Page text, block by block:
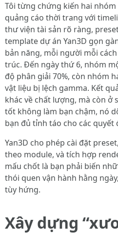
Tôi từng chứng kiến hai
quảng cáo thời trang với
thư viện tài sản rõ ràng,
template dự án Yan3D gọn
bản năng, mỗi người mỗi
trúc. Đến ngày thứ 6, nhóm
độ phân giải 70%, còn nhóm
vật liệu bị lệch gamma. Kết
khác về chất lượng, mà còn ở
tốt không làm bạn chậm, nó
bạn đủ tỉnh táo cho các
Yan3D cho phép cài đặt
theo module, và tích hợp
mấu chốt là bạn phải biến
thói quen vận hành hằng
tùy hứng.
Xây dựng